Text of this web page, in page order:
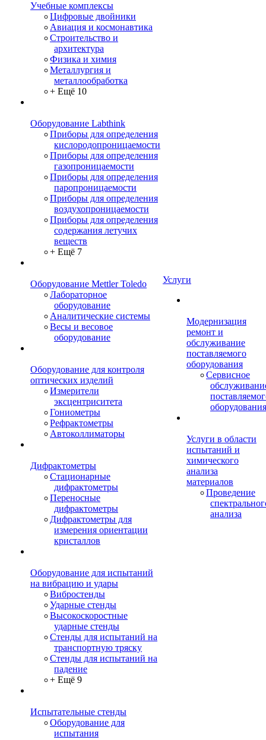
Учебные комплексы
Цифровые двойники
Авиация и космонавтика
Строительство и
архитектура
Физика и химия
Металлургия и
металлообработка
+ Ещё 10
Оборудование Labthink
Приборы для определения
кислородопроницаемости
Приборы для определения
газопроницаемости
Приборы для определения
паропроницаемости
Приборы для определения
воздухопроницаемости
Приборы для определения
содержания летучих
веществ
+ Ещё 7
Оборудование Mettler Toledo
Лабораторное
оборудование
Аналитические системы
Весы и весовое
оборудование
Оборудование для контроля
оптических изделий
Измерители
эксцентриситета
Гониометры
Рефрактометры
Автоколлиматоры
Дифрактометры
Стационарные
дифрактометры
Переносные
дифрактометры
Дифрактометры для
измерения ориентации
кристаллов
Оборудование для испытаний
на вибрацию и удары
Вибростенды
Ударные стенды
Высокоскоростные
ударные стенды
Стенды для испытаний на
транспортную тряску
Стенды для испытаний на
падение
+ Ещё 9
Испытательные стенды
Оборудование для
испытания
Услуги
Модернизация
ремонт и
обслуживание
поставляемого
оборудования
Сервисное
оборудования
Услуги в области
испытаний и
химического
анализа
материалов
Проведение
анализа